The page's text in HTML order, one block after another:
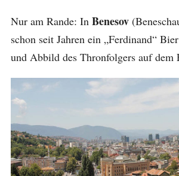
Nur am Rande: In Benesov
schon seit Jahren ein „Ferdinand“
und Abbild des Thronfolgers auf